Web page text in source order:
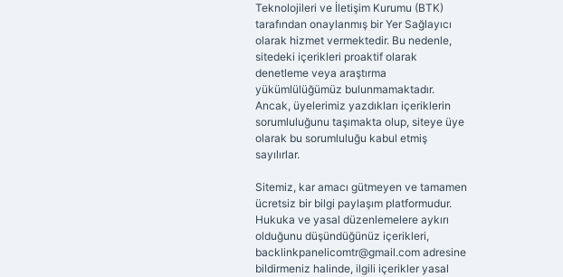
Teknolojileri ve İletişim Kurumu (BTK)
tarafından onaylanmış bir Yer Sağlayıcı
olarak hizmet vermektedir. Bu nedenle,
sitedeki içerikleri proaktif olarak
denetleme veya araştırma
yükümlülüğümüz bulunmamaktadır.
Ancak, üyelerimiz yazdıkları içeriklerin
sorumluluğunu taşımakta olup, siteye üye
olarak bu sorumluluğu kabul etmiş
sayılırlar.
Sitemiz, kar amacı gütmeyen ve tamamen
ücretsiz bir bilgi paylaşım platformudur.
Hukuka ve yasal düzenlemelere aykırı
olduğunu düşündüğünüz içerikleri,
backlinkpanelicomtr@gmail.comadresine
bildirmeniz halinde, ilgili içerikler yasal